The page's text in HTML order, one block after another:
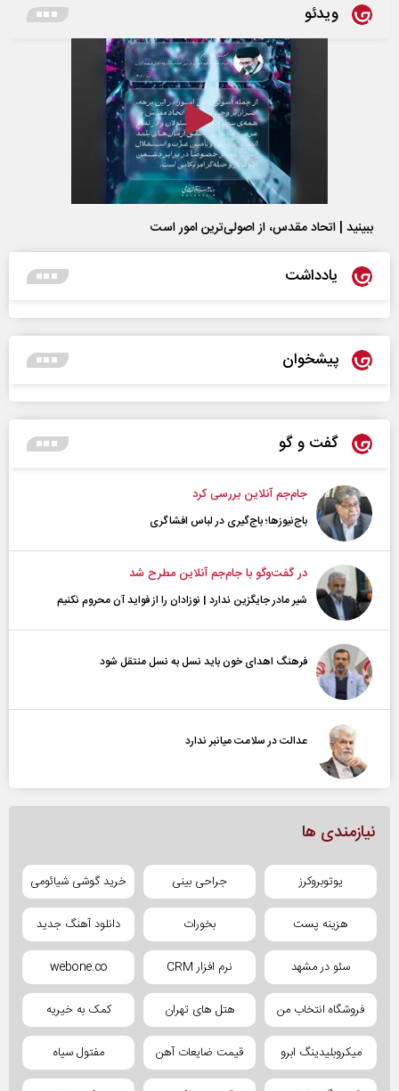
ویدئو
ببینید | اتحاد مقدس، از اصولی‌ترین امور است
یادداشت
پیشخوان
گفت و گو
جام‌جم آنلاین بررسی کرد
باج‌نیوزها؛ باج‌گیری در لباس افشاگری
در گفت‌و‌گو با جام‌جم آنلاین مطرح شد
شیر مادر جایگزین ندارد | نوزادان را از فواید آن محروم نکنیم
فرهنگ اهدای خون باید نسل به نسل منتقل شود
عدالت در سلامت میانبر ندارد
نیازمندی ها
یوتوبروکرز جراحی بینی خرید گوشی شیائومی
هزینه پست بخورات دانلود آهنگ جدید
سئو در مشهد نرم افزار CRM webone.co
فروشگاه انتخاب من هتل های تهران کمک به خیریه
میکروبلیدینگ ابرو قیمت ضایعات آهن مفتول سیاه